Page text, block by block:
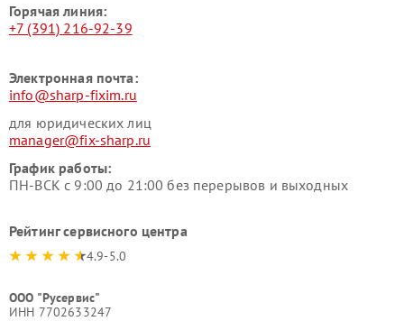
Горячая линия:
+7 (391) 216-92-39
Электронная почта:
info@sharp-fixim.ru
для юридических лиц
manager@fix-sharp.ru
График работы:
ПН-ВСК с 9:00 до 21:00 без перерывов и выходных
Рейтинг сервисного центра
4.9-5.0
ООО "Русервис"
ИНН 7702633247